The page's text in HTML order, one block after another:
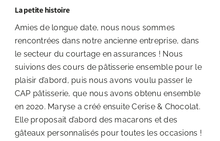
La petite histoire
Amies de longue date, nous nous sommes
rencontrées dans notre ancienne entreprise, dans
le secteur du courtage en assurances ! Nous
suivions des cours de pâtisserie ensemble pour le
plaisir d’abord, puis nous avons voulu passer le
CAP pâtisserie, que nous avons obtenu ensemble
en 2020. Maryse a créé ensuite Cerise & Chocolat.
Elle proposait d’abord des macarons et des
gâteaux personnalisés pour toutes les occasions !